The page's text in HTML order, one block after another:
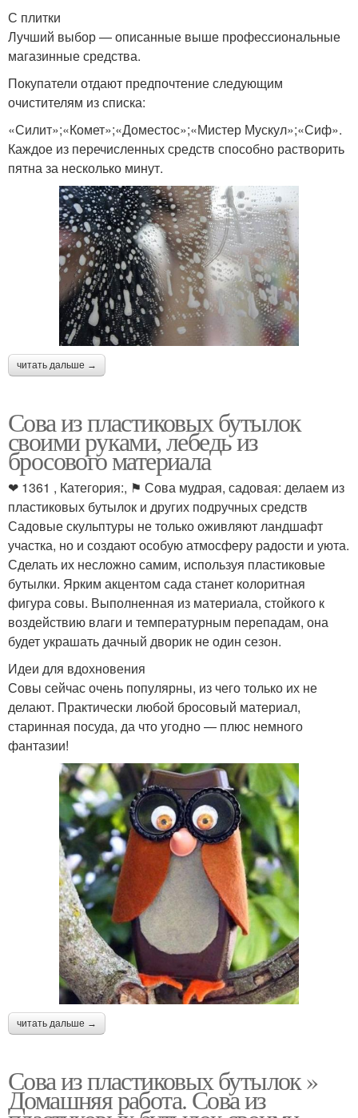
С плитки
Лучший выбор — описанные выше профессиональные
магазинные средства.
Покупатели отдают предпочтение следующим
очистителям из списка:
«Силит»;«Комет»;«Доместос»;«Мистер Мускул»;«Сиф».
Каждое из перечисленных средств способно растворить
пятна за несколько минут.
читать дальше →
Сова из пластиковых бутылок
своими руками, лебедь из
бросового материала
❤ 1361 , Категория:, ⚑ Сова мудрая, садовая: делаем из
пластиковых бутылок и других подручных средств
Садовые скульптуры не только оживляют ландшафт
участка, но и создают особую атмосферу радости и уюта.
Сделать их несложно самим, используя пластиковые
бутылки. Ярким акцентом сада станет колоритная
фигура совы. Выполненная из материала, стойкого к
воздействию влаги и температурным перепадам, она
будет украшать дачный дворик не один сезон.
Идеи для вдохновения
Совы сейчас очень популярны, из чего только их не
делают. Практически любой бросовый материал,
старинная посуда, да что угодно — плюс немного
фантазии!
читать дальше →
Сова из пластиковых бутылок »
Домашняя работа. Сова из